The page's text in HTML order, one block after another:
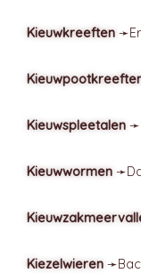
Kieuwkreeften ➛
Kieuwspleetalen ➛
Kieuwwormen ➛
Kiezelwieren ➛